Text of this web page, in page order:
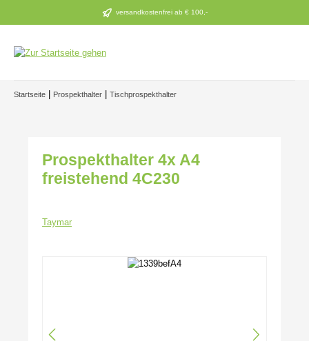
Zum Hauptinhalt springen versandkostenfrei ab € 100,-
Startseite Prospekthalter Tischprospekthalter
Prospekthalter 4x A4
freistehend 4C230
Taymar
Bildergalerie überspringen